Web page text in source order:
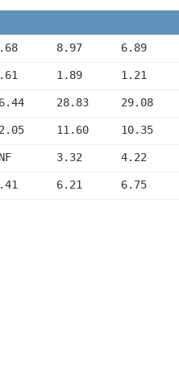
8.97      6.89
1.89      1.21
28.83     29.08
11.60     10.35
3.32      4.22
6.21      6.75